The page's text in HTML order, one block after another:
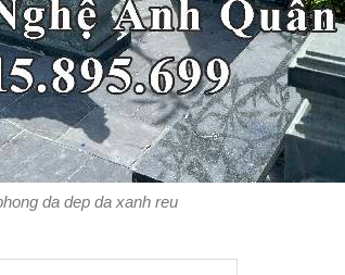
da dep da xanh reu